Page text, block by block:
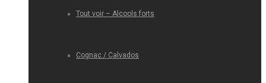
Tout voir – Alcools forts
Cognac / Calvados